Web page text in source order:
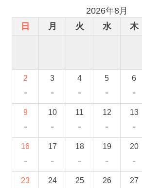
2026年8月
日
月 火 水 木
2
-
3
-
4
-
5
-
6
-
9
-
10
-
11
-
12
-
13
-
16
-
17
-
18
-
19
-
20
-
23 24 25 26 27